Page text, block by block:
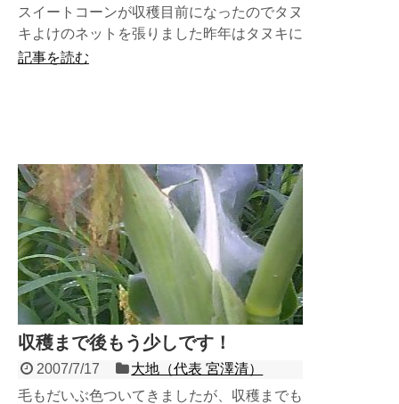
スイートコーンが収穫目前になったのでタヌ
キよけのネットを張りました昨年はタヌキに
めちゃめちゃ食べられてしまったので今年は
記事を読む
収穫まで後もう少しです！
2007/7/17
大地（代表 宮澤清）
毛もだいぶ色ついてきましたが、収穫までも